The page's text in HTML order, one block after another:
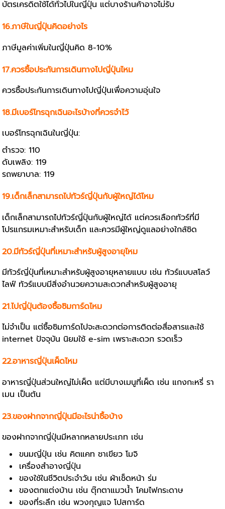
บัตรเครดิตใช้ได้ทั่วไปในญี่ปุ่น แต่บางร้านค้าอาจไม่รับ
16.ภาษีในญี่ปุ่นคิดอย่างไร
ภาษีมูลค่าเพิ่มในญี่ปุ่นคิด 8-10%
17.ควรซื้อประกันการเดินทางไปญี่ปุ่นไหม
ควรซื้อประกันการเดินทางไปญี่ปุ่นเพื่อความอุ่นใจ
18.มีเบอร์โทรฉุกเฉินอะไรบ้างที่ควรจำไว้
เบอร์โทรฉุกเฉินในญี่ปุ่น:
ตำรวจ: 110
ดับเพลิง: 119
รถพยาบาล: 119
19.เด็กเล็กสามารถไปทัวร์ญี่ปุ่นกับผู้ใหญ่ได้ไหม
เด็กเล็กสามารถไปทัวร์ญี่ปุ่นกับผู้ใหญ่ได้ แต่ควรเลือกทัวร์ที่มี
โปรแกรมเหมาะสำหรับเด็ก และควรมีผู้ใหญ่ดูแลอย่างใกล้ชิด
20.มีทัวร์ญี่ปุ่นที่เหมาะสำหรับผู้สูงอายุไหม
มีทัวร์ญี่ปุ่นที่เหมาะสำหรับผู้สูงอายุหลายแบบ เช่น ทัวร์แบบสโลว์
ไลฟ์ ทัวร์แบบมีสิ่งอำนวยความสะดวกสำหรับผู้สูงอายุ
21.ไปญี่ปุ่นต้องซื้อซิมการ์ดไหม
ไม่จำเป็น แต่ซื้อซิมการ์ดไปจะสะดวกต่อการติดต่อสื่อสารและใช้
internet ปัจจุบัน นิยมใช้ e-sim เพราะสะดวก รวดเร็ว
22.อาหารญี่ปุ่นเผ็ดไหม
อาหารญี่ปุ่นส่วนใหญ่ไม่เผ็ด แต่มีบางเมนูที่เผ็ด เช่น แกงกะหรี่ รา
เมน เป็นต้น
23.ของฝากจากญี่ปุ่นมีอะไรน่าซื้อบ้าง
ของฝากจากญี่ปุ่นมีหลากหลายประเภท เช่น
ขนมญี่ปุ่น เช่น คิตแคท ชาเขียว โมจิ
เครื่องสำอางญี่ปุ่น
ของใช้ในชีวิตประจำวัน เช่น ผ้าเช็ดหน้า ร่ม
ของตกแต่งบ้าน เช่น ตุ๊กตาแมวน้ำ โคมไฟกระดาษ
ของที่ระลึก เช่น พวงกุญแจ โปสการ์ด